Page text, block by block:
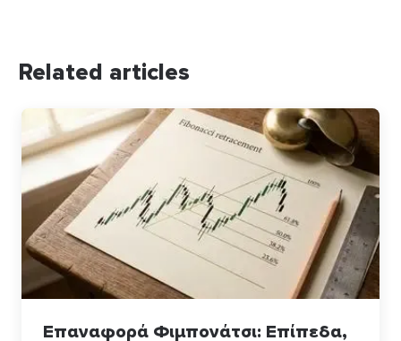
Related articles
Επαναφορά Φιμπονάτσι: Επίπεδα,